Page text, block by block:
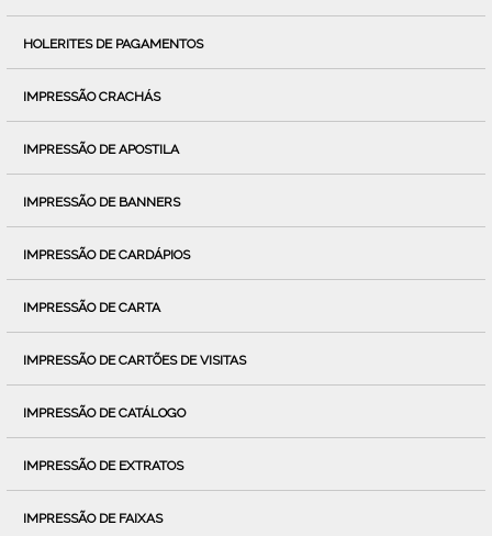
HOLERITES DE PAGAMENTOS
IMPRESSÃO CRACHÁS
IMPRESSÃO DE APOSTILA
IMPRESSÃO DE BANNERS
IMPRESSÃO DE CARDÁPIOS
IMPRESSÃO DE CARTA
IMPRESSÃO DE CARTÕES DE VISITAS
IMPRESSÃO DE CATÁLOGO
IMPRESSÃO DE EXTRATOS
IMPRESSÃO DE FAIXAS